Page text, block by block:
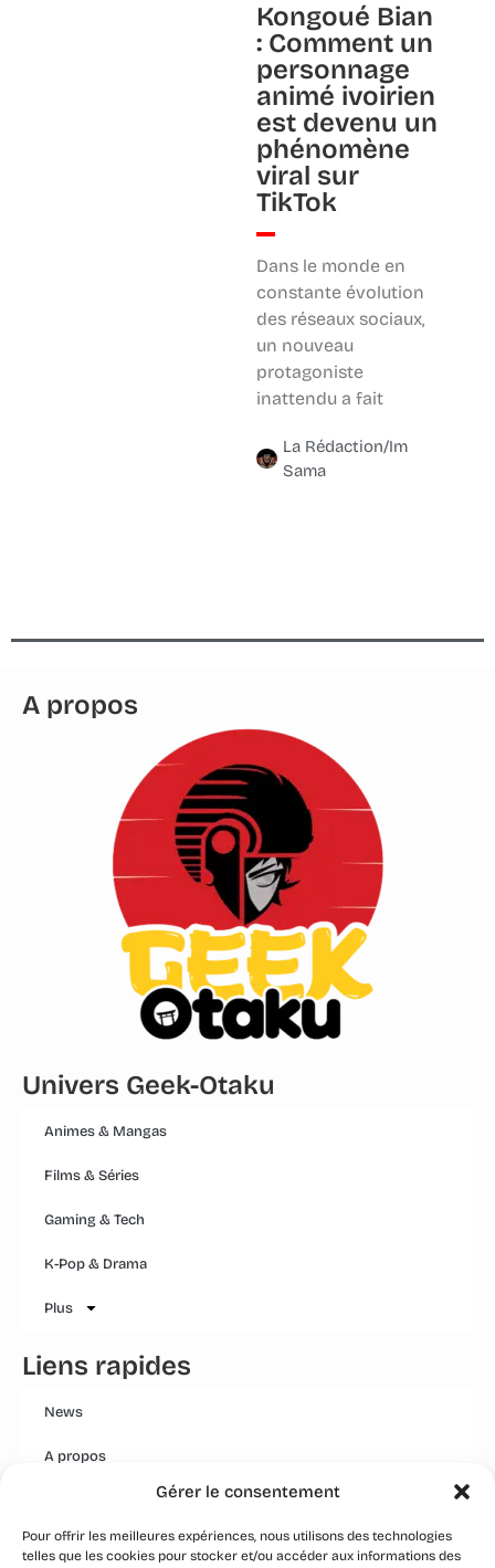
Gérer le consentement
Pour offrir les meilleures expériences, nous utilisons des technologies
telles que les cookies pour stocker et/ou accéder aux informations des
Kongoué Bian
: Comment un
personnage
animé ivoirien
est devenu un
phénomène
viral sur
TikTok
Dans le monde en
constante évolution
des réseaux sociaux,
un nouveau
protagoniste
inattendu a fait
La Rédaction/Im
Sama
A propos
Univers Geek-Otaku
Animes & Mangas
Films & Séries
Gaming & Tech
K-Pop & Drama
Plus
Liens rapides
News
A propos
Mentions légales
Conditions générales